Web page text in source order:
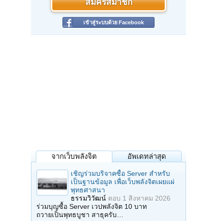
สมัครสมาชิก
เข้าสู่ระบบด้วย Facebook
จากเว็บพลังจิต อัพเดทล่าสุด
เชิญร่วมบริจาคซื้อ Server สำหรับ
เป็นฐานข้อมูล เพื่อเว็บพลังจิตเผยแผ่
พุทธศาสนา
ธรรมวิวัฒน์ ตอบ 1 สิงหาคม 2026
ร่วมบุญซื้อ Server เวปพลังจิต 10 บาท
ถวายเป็นพุทธบูชา สาธุครับ…